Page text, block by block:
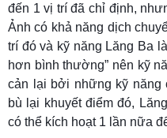
đến 1 vị trí đã chỉ định,
Ảnh có khả năng dịch
trí đó và kỹ năng Lăng Ba
hơn bình thường” nên kỹ
cản lại bởi những kỹ năng
bù lại khuyết điểm đó,
có thể kích hoạt 1 lần nữa